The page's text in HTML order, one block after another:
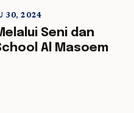
5 min read
30, 2024
Seni dan
Al Masoem